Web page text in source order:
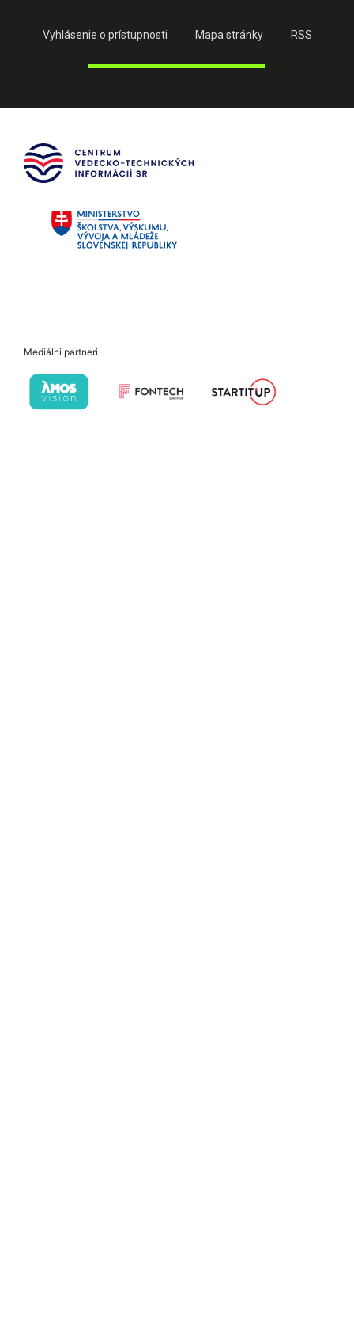
Vyhlásenie o prístupnosti Mapa stránky RSS
Mediálni partneri